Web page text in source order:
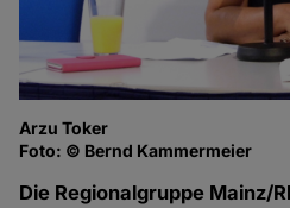
Arzu Toker
Foto: © Bernd Kammermeier
Die Regionalgruppe Mainz/